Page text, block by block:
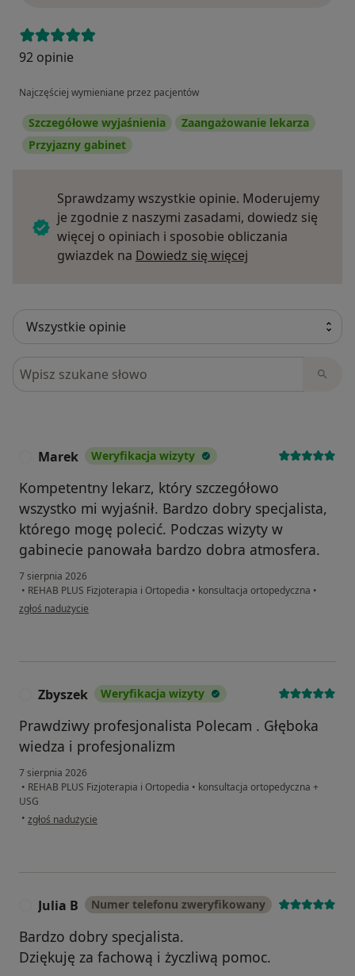
92 opinie
Najczęściej wymieniane przez pacjentów
Szczegółowe wyjaśnienia
Zaangażowanie lekarza
Przyjazny gabinet
Sprawdzamy wszystkie opinie. Moderujemy
je zgodnie z naszymi zasadami, dowiedz się
więcej o opiniach i sposobie obliczania
gwiazdek na Dowiedz się więcej
Szukaj w opiniach
Marek Weryfikacja wizyty
Kompetentny lekarz, który szczegółowo
wszystko mi wyjaśnił. Bardzo dobry specjalista,
którego mogę polecić. Podczas wizyty w
gabinecie panowała bardzo dobra atmosfera.
7 sierpnia 2026
• REHAB PLUS Fizjoterapia i Ortopedia • konsultacja ortopedyczna •
w opinii użytkownika Marek
zgłoś nadużycie
Zbyszek Weryfikacja wizyty
Prawdziwy profesjonalista Polecam . Głęboka
wiedza i profesjonalizm
7 sierpnia 2026
• REHAB PLUS Fizjoterapia i Ortopedia • konsultacja ortopedyczna +
USG
• w opinii użytkownika Zbyszek
zgłoś nadużycie
Julia B Numer telefonu zweryfikowany
Bardzo dobry specjalista.
Dziękuję za fachową i życzliwą pomoc.